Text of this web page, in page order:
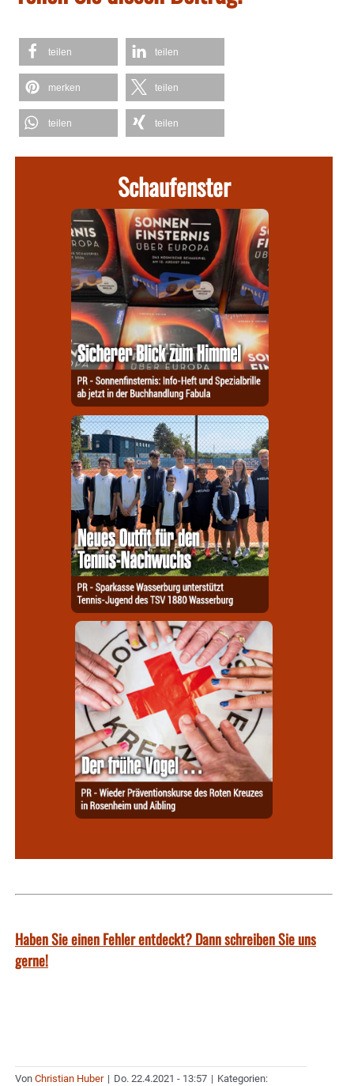
teilen teilen
merken teilen
teilen teilen
Schaufenster
Haben Sie einen Fehler entdeckt? Dann schreiben Sie uns
gerne!
Von Christian Huber | Do. 22.4.2021 - 13:57 | Kategorien: